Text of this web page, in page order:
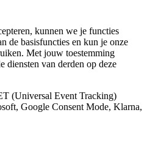
kunnen we je functies
de basisfuncties en kun je onze
Met jouw toestemming
diensten van derden op deze
(Universal Event Tracking)
Google Consent Mode, Klarna,